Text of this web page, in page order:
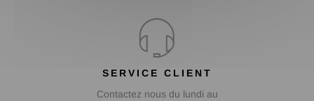
SERVICE CLIENT
Contactez nous du lundi au